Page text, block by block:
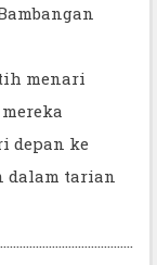
menari
depan ke
dalam tarian